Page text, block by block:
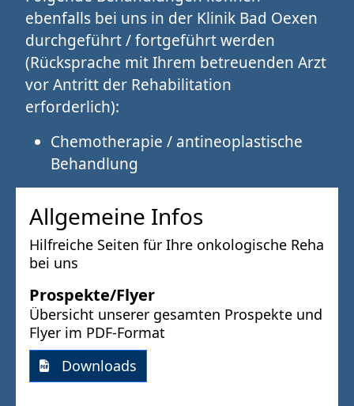
ebenfalls bei uns in der Klinik Bad Oexen
durchgeführt / fortgeführt werden
(Rücksprache mit Ihrem betreuenden Arzt
vor Antritt der Rehabilitation
erforderlich):
Chemotherapie / antineoplastische
Behandlung
Allgemeine Infos
Hilfreiche Seiten für Ihre onkologische Reha
bei uns
Prospekte/Flyer
Übersicht unserer gesamten Prospekte und
Flyer im PDF-Format
Downloads